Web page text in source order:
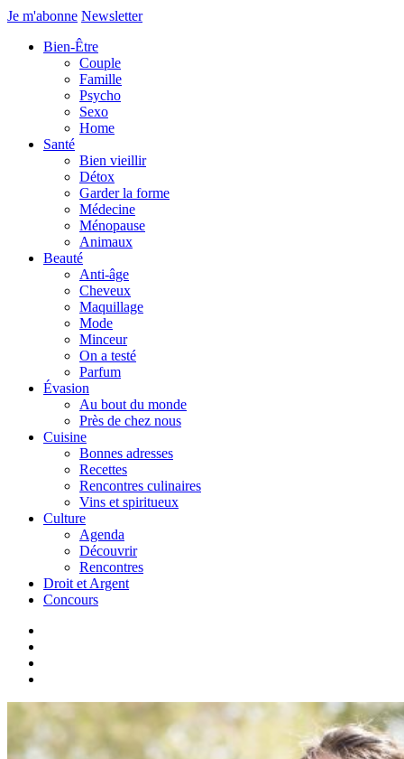
Je m'abonne Newsletter
Bien-Être
Couple
Famille
Psycho
Sexo
Home
Santé
Bien vieillir
Détox
Garder la forme
Médecine
Ménopause
Animaux
Beauté
Anti-âge
Cheveux
Maquillage
Mode
Minceur
On a testé
Parfum
Évasion
Au bout du monde
Près de chez nous
Cuisine
Bonnes adresses
Recettes
Rencontres culinaires
Vins et spiritueux
Culture
Agenda
Découvrir
Rencontres
Droit et Argent
Concours